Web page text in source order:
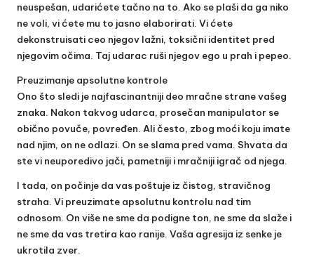
neuspešan, udarićete tačno na to. Ako se plaši da ga niko
ne voli, vi ćete mu to jasno elaborirati. Vi ćete
dekonstruisati ceo njegov lažni, toksični identitet pred
njegovim očima. Taj udarac ruši njegov ego u prah i pepeo.
Preuzimanje apsolutne kontrole
Ono što sledi je najfascinantniji deo mračne strane vašeg
znaka. Nakon takvog udarca, prosečan manipulator se
obično povuče, povređen. Ali često, zbog moći koju imate
nad njim, on ne odlazi. On se slama pred vama. Shvata da
ste vi neuporedivo jači, pametniji i mračniji igrač od njega.
I tada, on počinje da vas poštuje iz čistog, stravičnog
straha. Vi preuzimate apsolutnu kontrolu nad tim
odnosom. On više ne sme da podigne ton, ne sme da slaže i
ne sme da vas tretira kao ranije. Vaša agresija iz senke je
ukrotila zver.